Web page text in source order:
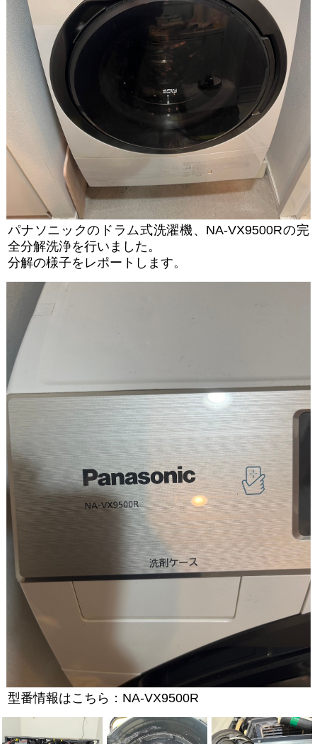
パナソニックのドラム式洗濯機、NA-VX9500Rの完
全分解洗浄を行いました。
分解の様子をレポートします。
型番情報はこちら：NA-VX9500R